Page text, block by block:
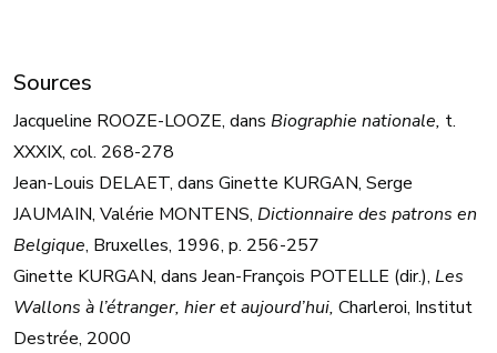
Sources
Jacqueline ROOZE-LOOZE, dans Biographie nationale, t.
XXXIX, col. 268-278
Jean-Louis DELAET, dans Ginette KURGAN, Serge
JAUMAIN, Valérie MONTENS, Dictionnaire des patrons en
Belgique, Bruxelles, 1996, p. 256-257
Ginette KURGAN, dans Jean-François POTELLE (dir.), Les
Wallons à l’étranger, hier et aujourd’hui, Charleroi, Institut
Destrée, 2000